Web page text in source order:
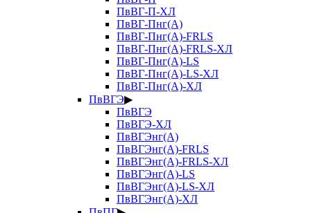
ПвВГ-П-ХЛ
ПвВГ-Пнг(А)
ПвВГ-Пнг(А)-FRLS
ПвВГ-Пнг(А)-FRLS-ХЛ
ПвВГ-Пнг(А)-LS
ПвВГ-Пнг(А)-LS-ХЛ
ПвВГ-Пнг(А)-ХЛ
ПвВГЭ▶
ПвВГЭ
ПвВГЭ-ХЛ
ПвВГЭнг(А)
ПвВГЭнг(А)-FRLS
ПвВГЭнг(А)-FRLS-ХЛ
ПвВГЭнг(А)-LS
ПвВГЭнг(А)-LS-ХЛ
ПвВГЭнг(А)-ХЛ